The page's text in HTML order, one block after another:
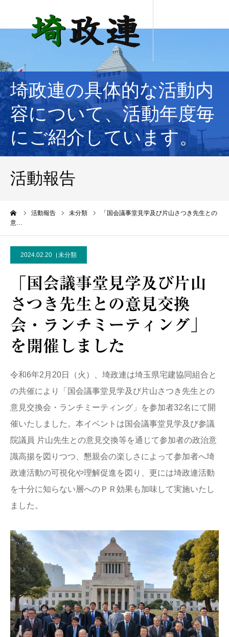
埼政連の具体的な活動内
容について、活動年度毎
にご紹介しています。
活動報告
活動報告 未分類
「国会議事堂見学及び片山さつき先生との
意…
2024.02.20 未分類
「国会議事堂見学及び片山
さつき先生との意見交換
会・ランチミーティング」
を開催しました
令和6年2月20日（火）、埼政連は埼玉県宅建協同組合と
の共催により「国会議事堂見学及び片山さつき先生との
意見交換会・ランチミーティング」を参加者32名にて開
催いたしました。本イベントは国会議事堂見学及び参議
院議員 片山先生との意見交換等を通じて参加者の政治意
識高揚を図りつつ、懇親会の楽しさによって参加者へ埼
政連活動の可視化や理解促進を図り、更には埼政連活動
を十分に知らない層へのＰＲ効果も加味して実施いたし
ました。